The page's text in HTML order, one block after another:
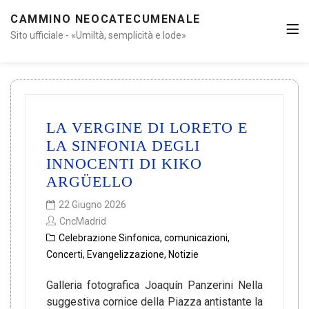
CAMMINO NEOCATECUMENALE
Sito ufficiale - «Umiltà, semplicità e lode»
LA VERGINE DI LORETO E
LA SINFONIA DEGLI
INNOCENTI DI KIKO
ARGÜELLO
22 Giugno 2026
CncMadrid
Celebrazione Sinfonica, comunicazioni,
Concerti, Evangelizzazione, Notizie
Galleria fotografica Joaquín Panzerini Nella
suggestiva cornice della Piazza antistante la